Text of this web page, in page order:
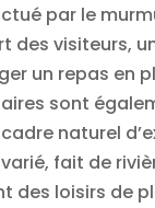
par le
des visiteurs,
un repas en
sont
naturel
fait de
des loisirs de